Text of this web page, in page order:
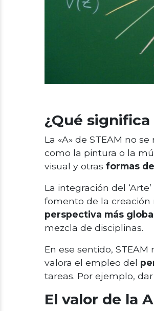
¿Qué significa
La «A» de STEAM no
como la pintura o la
visual y otras formas
La integración del
fomento de la creación
perspectiva más global
mezcla de disciplinas.
En ese sentido,
valora el empleo del
tareas. Por ejemplo,
El valor de la